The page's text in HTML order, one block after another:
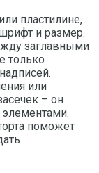
пластилине,
и размер.
заглавными
только
или
– он
элементами.
поможет